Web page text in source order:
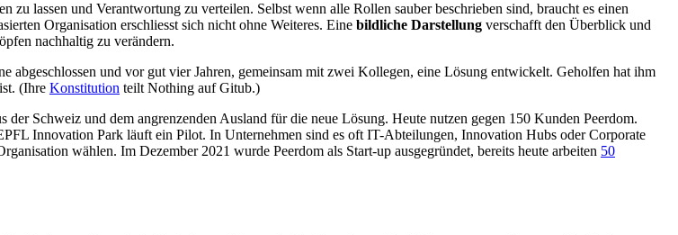
lassen und Verantwortung zu verteilen. Selbst wenn alle Rollen sauber beschrieben sind, braucht es einen
Organisation erschliesst sich nicht ohne Weiteres. Eine bildliche Darstellung verschafft den Überblick und
nachhaltig zu verändern.
abgeschlossen und vor gut vier Jahren, gemeinsam mit zwei Kollegen, eine Lösung entwickelt. Geholfen hat ihm
(Ihre Konstitution teilt Nothing auf Gitub.)
Schweiz und dem angrenzenden Ausland für die neue Lösung. Heute nutzen gegen 150 Kunden Peerdom.
Innovation Park läuft ein Pilot. In Unternehmen sind es oft IT-Abteilungen, Innovation Hubs oder Corporate
wählen. Im Dezember 2021 wurde Peerdom als Start-up ausgegründet, bereits heute arbeiten 50